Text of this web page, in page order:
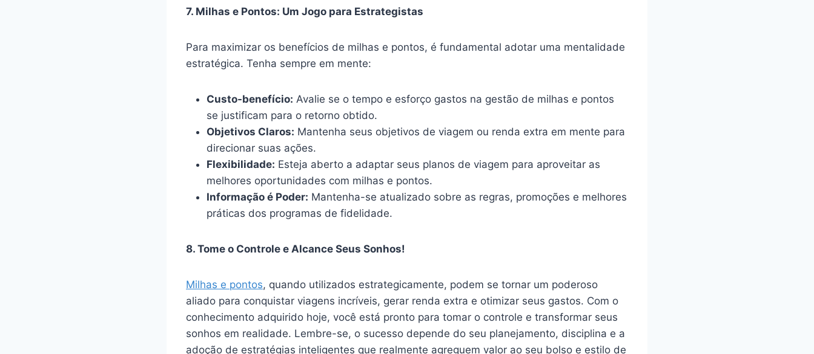
7. Milhas e Pontos: Um Jogo para Estrategistas
Para maximizar os benefícios de milhas e pontos, é fundamental adotar uma mentalidade
estratégica. Tenha sempre em mente:
Custo-benefício: Avalie se o tempo e esforço gastos na gestão de milhas e pontos
se justificam para o retorno obtido.
Objetivos Claros: Mantenha seus objetivos de viagem ou renda extra em mente para
direcionar suas ações.
Flexibilidade: Esteja aberto a adaptar seus planos de viagem para aproveitar as
melhores oportunidades com milhas e pontos.
Informação é Poder: Mantenha-se atualizado sobre as regras, promoções e melhores
práticas dos programas de fidelidade.
8. Tome o Controle e Alcance Seus Sonhos!
Milhas e pontos, quando utilizados estrategicamente, podem se tornar um poderoso
aliado para conquistar viagens incríveis, gerar renda extra e otimizar seus gastos. Com o
conhecimento adquirido hoje, você está pronto para tomar o controle e transformar seus
sonhos em realidade. Lembre-se, o sucesso depende do seu planejamento, disciplina e a
adoção de estratégias inteligentes que realmente agreguem valor ao seu bolso e estilo de